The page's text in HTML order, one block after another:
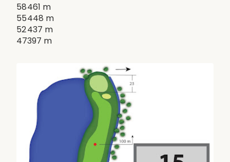
58461 m
55448 m
52437 m
47397 m